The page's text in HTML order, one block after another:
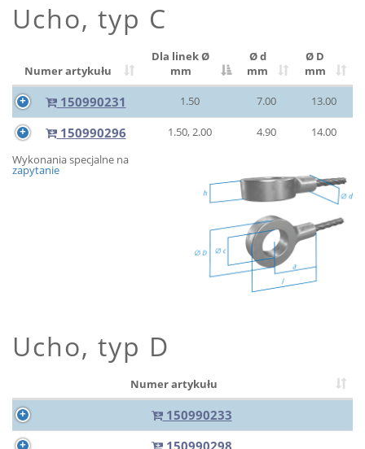
Ucho, typ C
Numer artykułu
Dla linek Ø
mm
Ø d
mm
Ø D
mm
150990231 1.50 7.00 13.00
150990296 1.50, 2.00 4.90
14.00
Wykonania specjalne na
zapytanie
Ucho, typ D
Numer artykułu
150990233
150990298